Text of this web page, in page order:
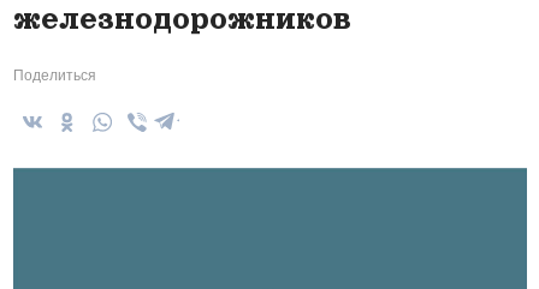
железнодорожников
Поделиться